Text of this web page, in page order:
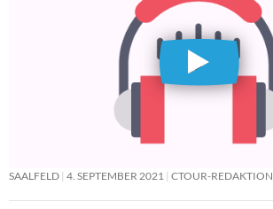
SAALFELD 4. SEPTEMBER 2021 CTOUR-REDAKTION